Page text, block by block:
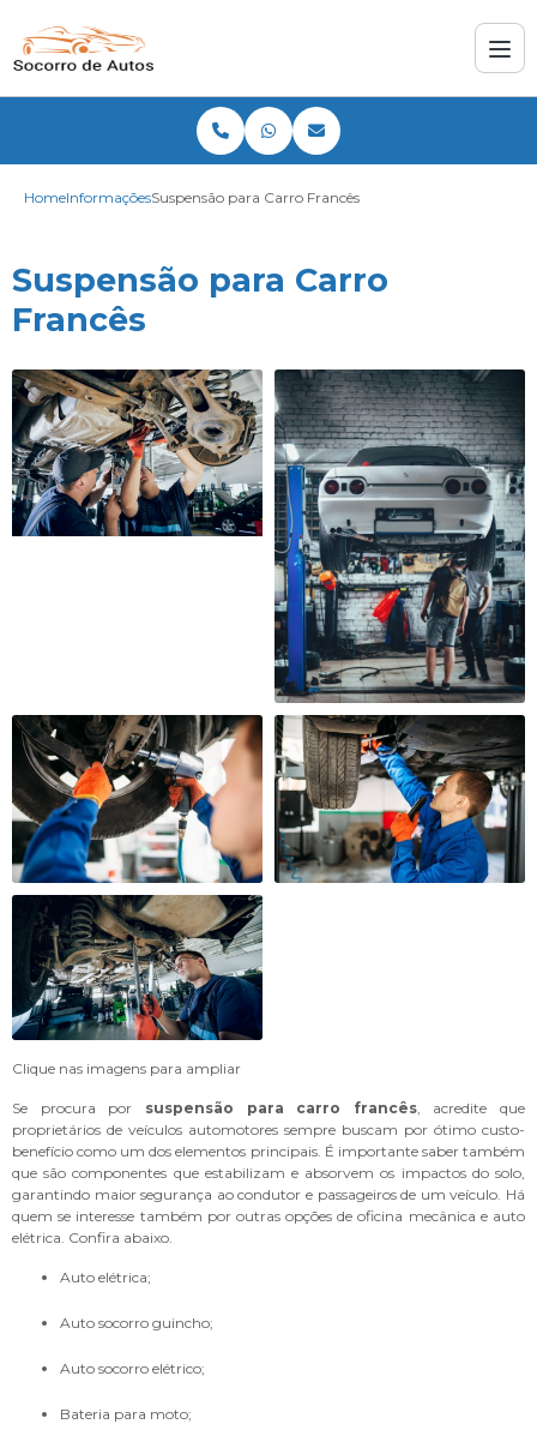
HomeInformaçõesSuspensão para Carro Francês
Suspensão para Carro
Francês
Clique nas imagens para ampliar
Se procura por suspensão para carro francês, acredite que
proprietários de veículos automotores sempre buscam por ótimo custo-
benefício como um dos elementos principais. É importante saber também
que são componentes que estabilizam e absorvem os impactos do solo,
garantindo maior segurança ao condutor e passageiros de um veículo. Há
quem se interesse também por outras opções de oficina mecânica e auto
elétrica. Confira abaixo.
auto elétrica;
auto socorro guincho;
auto socorro elétrico;
bateria para moto;